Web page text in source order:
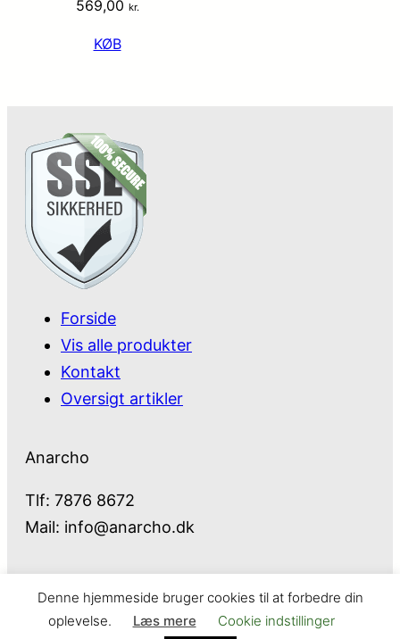
569,00 kr.
KØB
Forside
Vis alle produkter
Kontakt
Oversigt artikler
Anarcho
Tlf: 7876 8672
Mail: info@anarcho.dk
Anarcho – alt i Hårde Hvidevarer
Denne hjemmeside bruger cookies til at forbedre din
oplevelse.
Læs mere Cookie indstillinger